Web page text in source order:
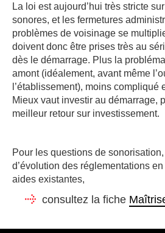
La loi est aujourd’hui très stricte
sonores, et les fermetures
problèmes de voisinage se
doivent donc être prises très au
dès le démarrage. Plus la
amont (idéalement, avant même
l’établissement), moins compliqué
Mieux vaut investir au démarrage,
meilleur retour sur investissement.
Pour les questions de
d’évolution des réglementations
aides existantes,
consultez la fiche